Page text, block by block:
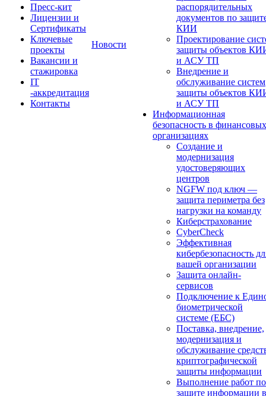
Пресс-кит
Лицензии и
Сертификаты
Ключевые
проекты
Вакансии и
стажировка
IT
-аккредитация
Контакты
Новости
распорядительных
документов по
КИИ
Проектирование
защиты объектов
и АСУ ТП
Внедрение и
обслуживание систем
защиты объектов
и АСУ ТП
Информационная
безопасность в финансовых
организациях
Создание и
модернизация
удостоверяющих
центров
NGFW под ключ —
защита периметра без
нагрузки на команду
Киберстрахование
CyberCheck
Эффективная
кибербезопасность
вашей организации
Защита онлайн-
сервисов
Подключение к
биометрической
системе (ЕБС)
Поставка, внедрение,
модернизация и
обслуживание
криптографической
защиты информации
Выполнение работ по
защите информации в